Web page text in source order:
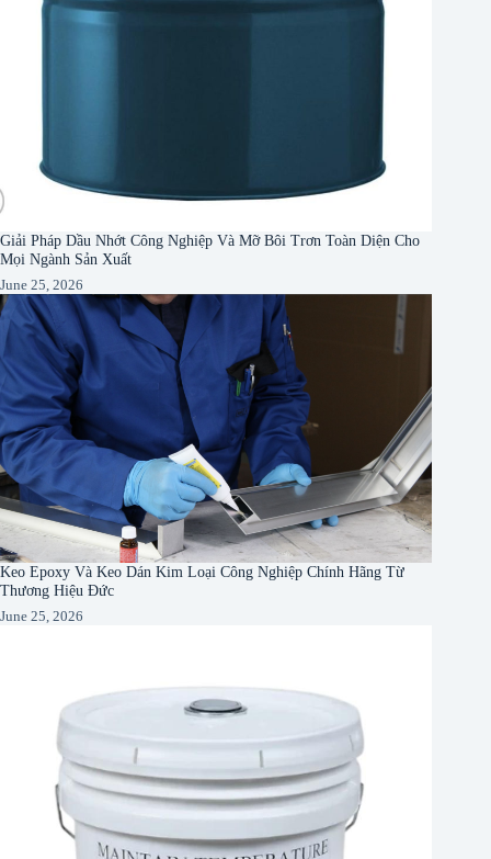
Giải Pháp Dầu Nhớt Công Nghiệp Và Mỡ Bôi Trơn Toàn Diện Cho
Mọi Ngành Sản Xuất
June 25, 2026
Keo Epoxy Và Keo Dán Kim Loại Công Nghiệp Chính Hãng Từ
Thương Hiệu Đức
June 25, 2026